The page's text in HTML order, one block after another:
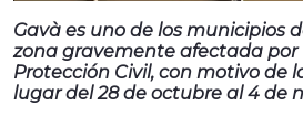
Gavà es uno de los municipios
zona gravemente afectada
Protección Civil, con motivo de
lugar del 28 de octubre al 4 de